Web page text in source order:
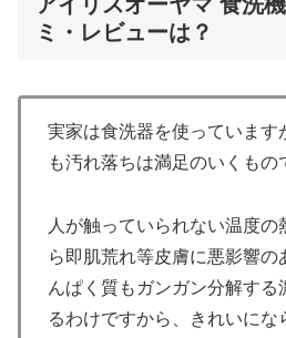
ミ・レビューは？
実家は食洗器を使っています
も汚れ落ちは満足のいくもの
人が触っていられない温度の
ら即肌荒れ等皮膚に悪影響の
んぱく質もガンガン分解する
るわけですから、きれいにな